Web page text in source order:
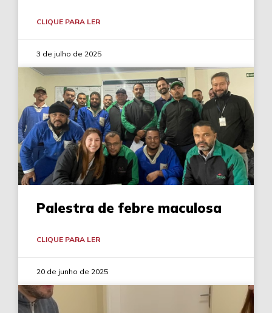
CLIQUE PARA LER
3 de julho de 2025
Palestra de febre maculosa
CLIQUE PARA LER
20 de junho de 2025